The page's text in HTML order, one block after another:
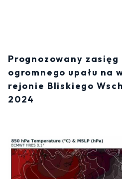
Prognozowany zasięg
ogromnego upału na
rejonie Bliskiego
2024